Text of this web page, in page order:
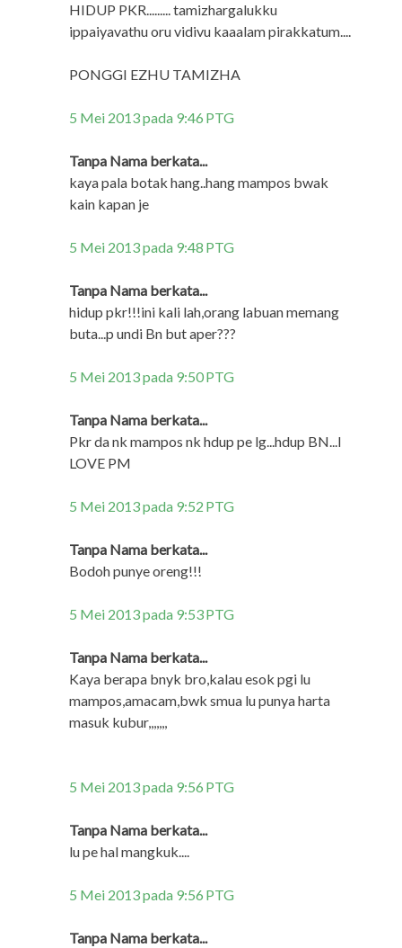
HIDUP PKR......... tamizhargalukku
ippaiyavathu oru vidivu kaaalam pirakkatum....
PONGGI EZHU TAMIZHA
5 Mei 2013 pada 9:46 PTG
Tanpa Nama berkata...
kaya pala botak hang..hang mampos bwak
kain kapan je
5 Mei 2013 pada 9:48 PTG
Tanpa Nama berkata...
hidup pkr!!!ini kali lah,orang labuan memang
buta...p undi Bn but aper???
5 Mei 2013 pada 9:50 PTG
Tanpa Nama berkata...
Pkr da nk mampos nk hdup pe lg...hdup BN...I
LOVE PM
5 Mei 2013 pada 9:52 PTG
Tanpa Nama berkata...
Bodoh punye oreng!!!
5 Mei 2013 pada 9:53 PTG
Tanpa Nama berkata...
Kaya berapa bnyk bro,kalau esok pgi lu
mampos,amacam,bwk smua lu punya harta
masuk kubur,,,,,,,
5 Mei 2013 pada 9:56 PTG
Tanpa Nama berkata...
lu pe hal mangkuk....
5 Mei 2013 pada 9:56 PTG
Tanpa Nama berkata...